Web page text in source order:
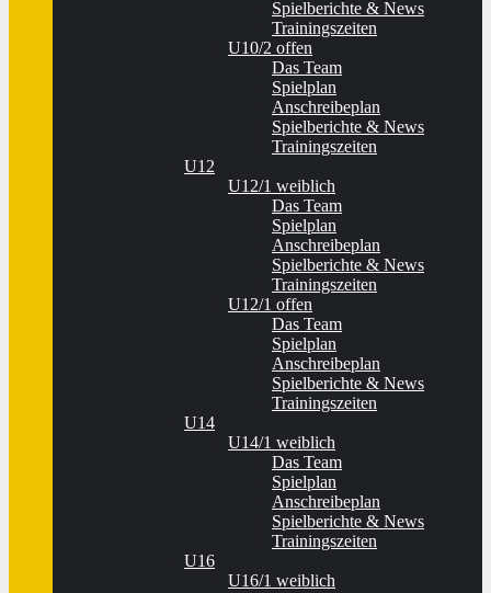
Spielberichte & News
Trainingszeiten
U10/2 offen
Das Team
Spielplan
Anschreibeplan
Spielberichte & News
Trainingszeiten
U12
U12/1 weiblich
Das Team
Spielplan
Anschreibeplan
Spielberichte & News
Trainingszeiten
U12/1 offen
Das Team
Spielplan
Anschreibeplan
Spielberichte & News
Trainingszeiten
U14
U14/1 weiblich
Das Team
Spielplan
Anschreibeplan
Spielberichte & News
Trainingszeiten
U16
U16/1 weiblich